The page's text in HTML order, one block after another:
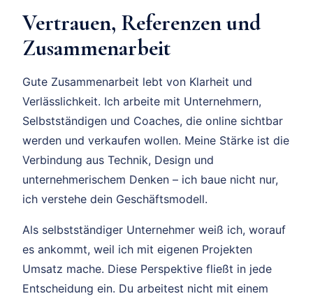
Vertrauen, Referenzen und
Zusammenarbeit
Gute Zusammenarbeit lebt von Klarheit und
Verlässlichkeit. Ich arbeite mit Unternehmern,
Selbstständigen und Coaches, die online sichtbar
werden und verkaufen wollen. Meine Stärke ist die
Verbindung aus Technik, Design und
unternehmerischem Denken – ich baue nicht nur,
ich verstehe dein Geschäftsmodell.
Als selbstständiger Unternehmer weiß ich, worauf
es ankommt, weil ich mit eigenen Projekten
Umsatz mache. Diese Perspektive fließt in jede
Entscheidung ein. Du arbeitest nicht mit einem